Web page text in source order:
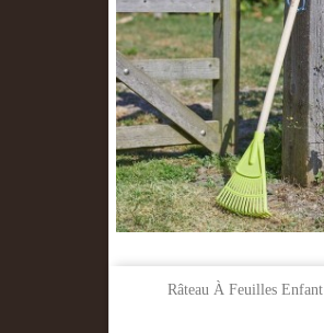
Râteau À Feuilles Enfant